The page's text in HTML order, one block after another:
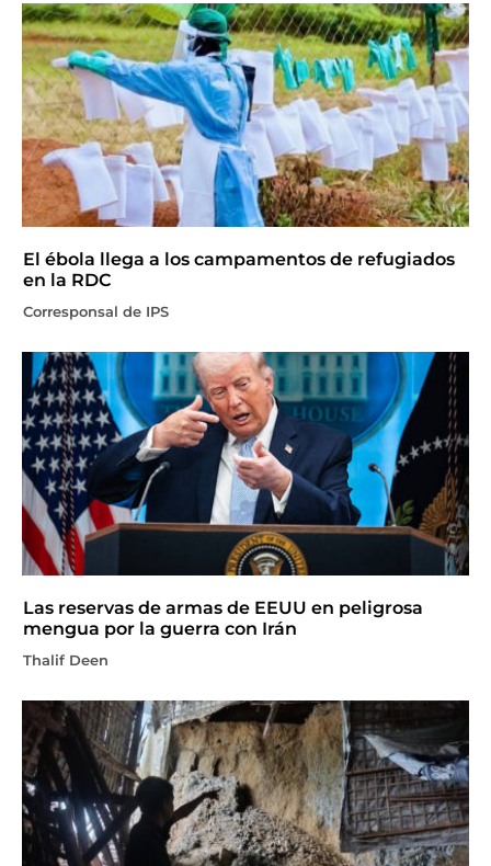
El ébola llega a los campamentos de refugiados
en la RDC
Corresponsal de IPS
Las reservas de armas de EEUU en peligrosa
mengua por la guerra con Irán
Thalif Deen